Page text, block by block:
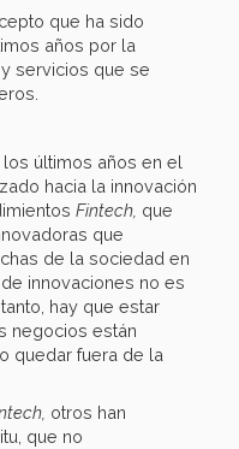
que ha sido
años por la
servicios que se
últimos años en el
hacia la innovación
Fintech, que
que
de la sociedad en
innovaciones no es
hay que estar
negocios están
quedar fuera de la
otros han
que no